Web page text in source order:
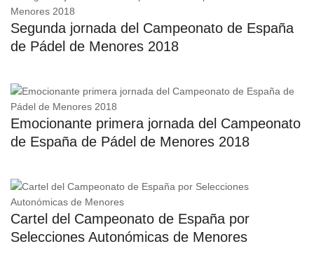
Segunda jornada del Campeonato de España
de Pádel de Menores 2018
Emocionante primera jornada del Campeonato
de España de Pádel de Menores 2018
Cartel del Campeonato de España por
Selecciones Autonómicas de Menores